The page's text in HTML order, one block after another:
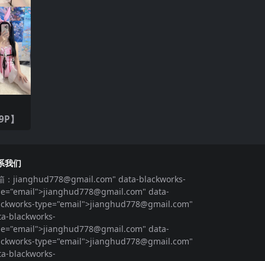
】
我们
： jianghud778@gmail.com" data-blackworks-
jianghud778@gmail.com" data-
type="email">jianghud778@gmail.com"
blackworks-
jianghud778@gmail.com" data-
type="email">jianghud778@gmail.com"
blackworks-